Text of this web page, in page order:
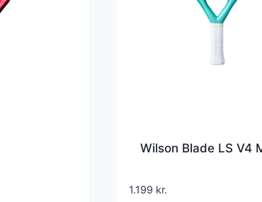
Wilson Blade LS V4
1.199 kr.